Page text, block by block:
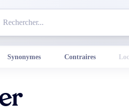
Synonymes Contraires